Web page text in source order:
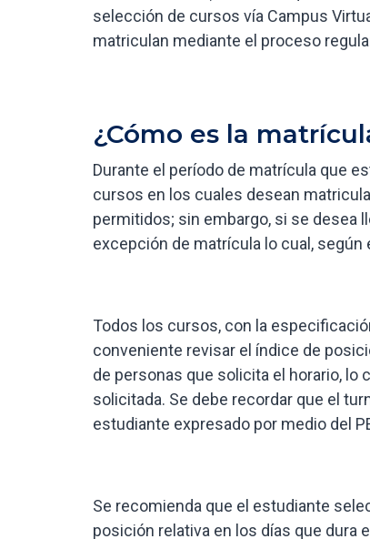
selección de cursos vía Campus
matriculan mediante el proceso
¿Cómo es la
Durante el período de matrícula que
cursos en los cuales desean
permitidos; sin embargo, si se desea
excepción de matrícula lo cual, según
Todos los cursos, con la
conveniente revisar el índice de
de personas que solicita el horario, lo
solicitada. Se debe recordar que el
estudiante expresado por medio del
Se recomienda que el estudiante
posición relativa en los días que dura